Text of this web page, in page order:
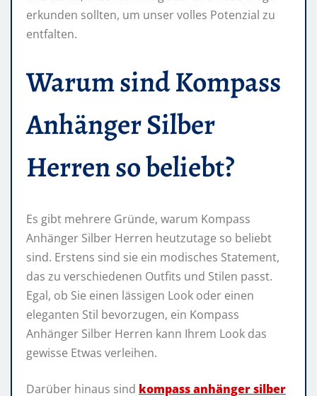
erkunden sollten, um unser volles Potenzial zu
entfalten.
Warum sind Kompass
Anhänger Silber
Herren so beliebt?
Es gibt mehrere Gründe, warum Kompass
Anhänger Silber Herren heutzutage so beliebt
sind. Erstens sind sie ein modisches Statement,
das zu verschiedenen Outfits und Stilen passt.
Egal, ob Sie einen lässigen Look oder einen
eleganten Stil bevorzugen, ein Kompass
Anhänger Silber Herren kann Ihrem Look das
gewisse Etwas verleihen.
Darüber hinaus sind kompass anhänger silber